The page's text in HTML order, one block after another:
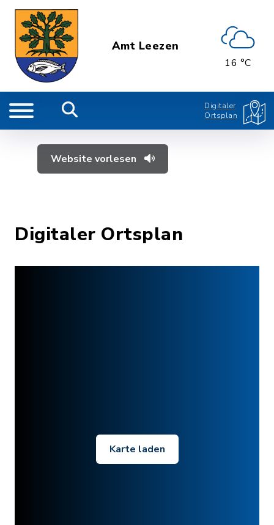
Amt Leezen
16 °C
Digitaler
Ortsplan
Website vorlesen
Digitaler Ortsplan
Karte laden